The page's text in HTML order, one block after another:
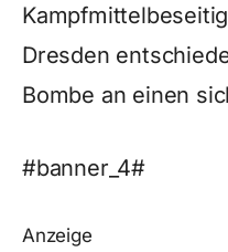
Dresden
Bombe an einen
#banner_4#
Anzeige